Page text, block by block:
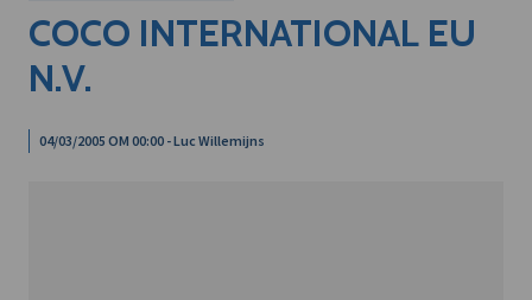
COCO INTERNATIONAL EU
N.V.
04/03/2005 OM 00:00 - Luc Willemijns